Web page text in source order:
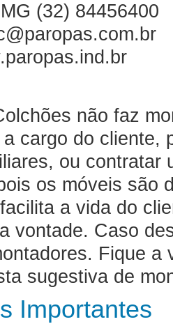
(32) 84456400
não faz
cargo do cliente,
ou contratar
os móveis são
a vida do
vontade. Caso
. Fique a
sugestiva de
Importantes